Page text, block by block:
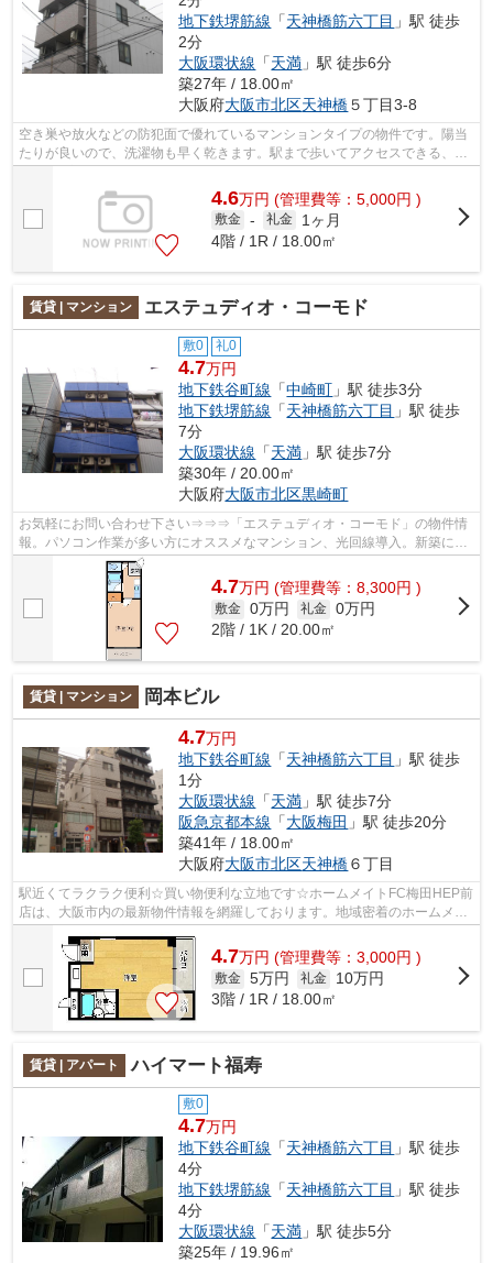
地下鉄堺筋線 「天神橋筋六丁目 」駅 徒歩
2分
大阪環状線 「天満 」駅 徒歩6分
築27年 / 18.00㎡
大阪府大阪市北区天神橋５丁目3-8
空き巣や放火などの防犯面で優れているマンションタイプの物件です。陽当
たりが良いので、洗濯物も早く乾きます。駅まで歩いてアクセスできる、徒
4.6万円 (管理費等：5,000円 )
敷金 - 礼金
1ヶ月
4階 / 1R / 18.00㎡
賃貸 | マンション エステュディオ・コーモド
敷0 礼0
4.7万円
地下鉄谷町線 「中崎町 」駅 徒歩3分
地下鉄堺筋線 「天神橋筋六丁目 」駅 徒歩
7分
大阪環状線 「天満 」駅 徒歩7分
築30年 / 20.00㎡
大阪府大阪市北区黒崎町
お気軽にお問い合わせ下さい⇒⇒⇒「エステュディオ・コーモド」の物件情
報。パソコン作業が多い方にオススメなマンション、光回線導入。新築にこ
だわらない方なら、かなりおススメの物件...
4.7万円 (管理費等：8,300円 )
敷金 0万円 礼金 0万円
2階 / 1K / 20.00㎡
賃貸 | マンション 岡本ビル
4.7万円
地下鉄谷町線 「天神橋筋六丁目 」駅 徒歩
1分
大阪環状線 「天満 」駅 徒歩7分
阪急京都本線 「大阪梅田 」駅 徒歩20分
築41年 / 18.00㎡
大阪府大阪市北区天神橋６丁目
駅近くてラクラク便利☆買い物便利な立地です☆ホームメイトFC梅田HEP前
店は、大阪市内の最新物件情報を網羅しております。地域密着のホームメイ
トFC梅田HEP前店だからできるお部屋探し...
4.7万円 (管理費等：3,000円 )
敷金 5万円 礼金
10万円
3階 / 1R / 18.00㎡
賃貸 | アパート ハイマート福寿
敷0
4.7万円
地下鉄谷町線 「天神橋筋六丁目 」駅 徒歩
4分
地下鉄堺筋線 「天神橋筋六丁目 」駅 徒歩
4分
大阪環状線 「天満 」駅 徒歩5分
築25年 / 19.96㎡